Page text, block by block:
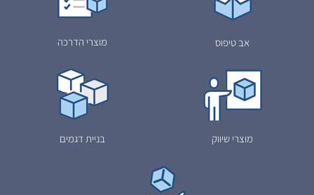
אב טיפוס מוצרי הדרכה
מוצרי שיווק בניית דגמים